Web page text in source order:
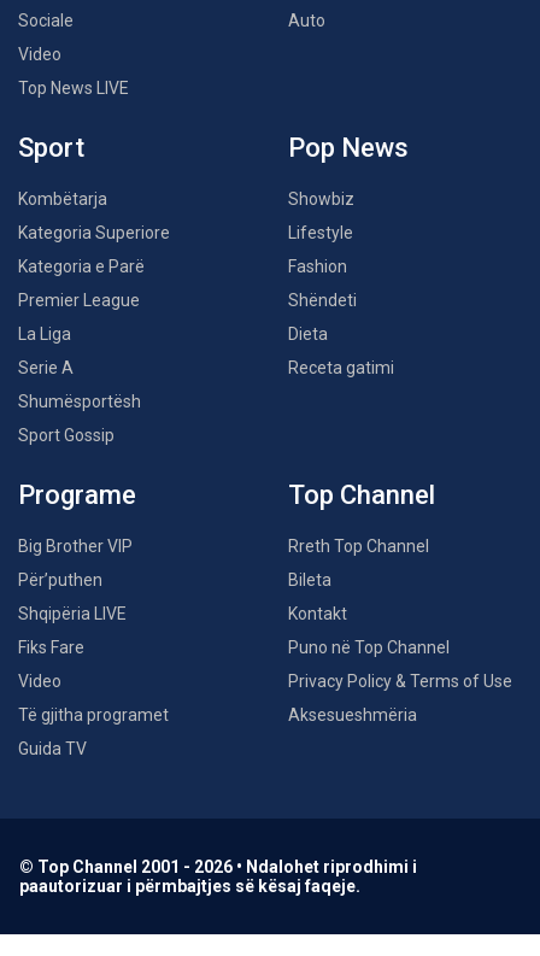
Sociale
Video
Top News LIVE
Auto
Sport
Kombëtarja
Kategoria Superiore
Kategoria e Parë
Premier League
La Liga
Serie A
Shumësportësh
Sport Gossip
Pop News
Showbiz
Lifestyle
Fashion
Shëndeti
Dieta
Receta gatimi
Programe
Big Brother VIP
Për’puthen
Shqipëria LIVE
Fiks Fare
Video
Të gjitha programet
Guida TV
Top Channel
Rreth Top Channel
Bileta
Kontakt
Puno në Top Channel
Privacy Policy & Terms of Use
Aksesueshmëria
© Top Channel 2001 - 2026 • Ndalohet riprodhimi i
paautorizuar i përmbajtjes së kësaj faqeje.